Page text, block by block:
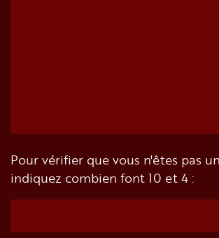
Pour vérifier que vous n'êtes pas
indiquez combien font 10 et 4 :